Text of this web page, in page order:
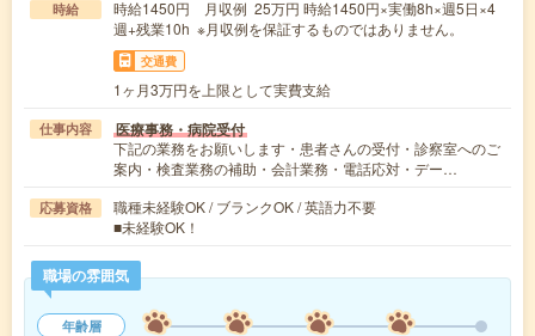
時給
時給1450円 月収例 25万円 時給1450円×実働8h×週5日×4
週+残業10h ※月収例を保証するものではありません。
交通費
1ヶ月3万円を上限として実費支給
仕事内容 医療事務・病院受付
下記の業務をお願いします・患者さんの受付・診察室へのご
案内・検査業務の補助・会計業務・電話応対・デー…
応募資格
職種未経験OK / ブランクOK / 英語力不要
■未経験OK！
職場の雰囲気
年齢層